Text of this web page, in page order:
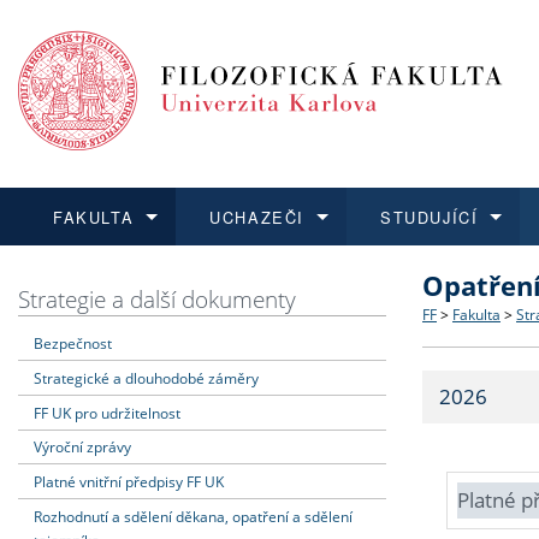
FAKULTA
Dozvědět se více
Struktura
Strategie
Fakultní
UCHAZEČI
Podat přihlášku
Co
Učitelské
STUDUJÍCÍ
Dozvědět se více
Dozvědět se více
O vědě a
Dozvědět se více
Aktuální
Strategie a další dokumenty
Bezpečnost
Strategické a dlouhodobé záměry
FF UK pro udržitelnost
Výroční zprávy
Platné vnitřní předpisy FF UK
Rozhodnutí a sdělení děkana, opatření a sdělení
FF > Fakulta >
2026
Platné